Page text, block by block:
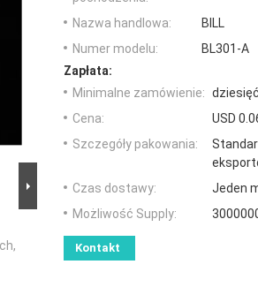
Nazwa handlowa:
BILL
Numer modelu:
BL301-A
Zapłata:
Minimalne zamówienie:
Cena:
USD
Szczegóły pakowania:
Czas dostawy:
Jeden
Możliwość Supply:
Kontakt